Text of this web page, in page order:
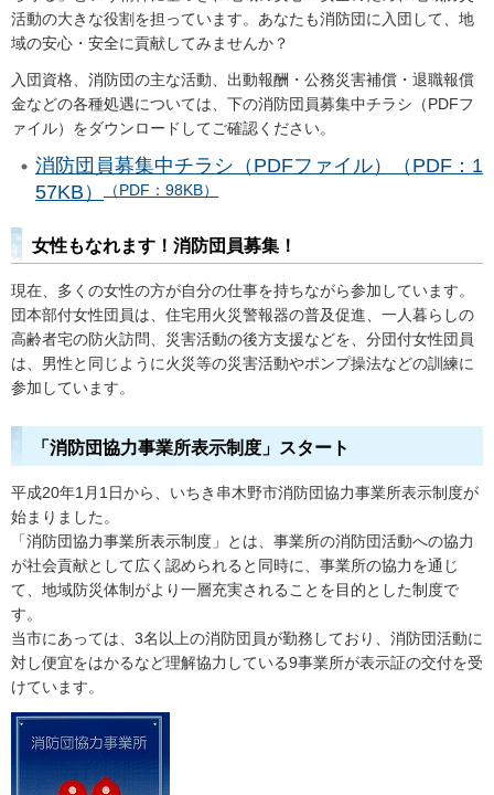
活動の大きな役割を担っています。あなたも消防団に入団して、地
域の安心・安全に貢献してみませんか？
入団資格、消防団の主な活動、出動報酬・公務災害補償・退職報償
金などの各種処遇については、下の消防団員募集中チラシ（PDFフ
ァイル）をダウンロードしてご確認ください。
消防団員募集中チラシ（PDFファイル）（PDF：1
57KB） （PDF：98KB）
女性もなれます！消防団員募集！
現在、多くの女性の方が自分の仕事を持ちながら参加しています。
団本部付女性団員は、住宅用火災警報器の普及促進、一人暮らしの
高齢者宅の防火訪問、災害活動の後方支援などを、分団付女性団員
は、男性と同じように火災等の災害活動やポンプ操法などの訓練に
参加しています。
「消防団協力事業所表示制度」スタート
平成20年1月1日から、いちき串木野市消防団協力事業所表示制度が
始まりました。
「消防団協力事業所表示制度」とは、事業所の消防団活動への協力
が社会貢献として広く認められると同時に、事業所の協力を通じ
て、地域防災体制がより一層充実されることを目的とした制度で
す。
当市にあっては、3名以上の消防団員が勤務しており、消防団活動に
対し便宜をはかるなど理解協力している9事業所が表示証の交付を受
けています。